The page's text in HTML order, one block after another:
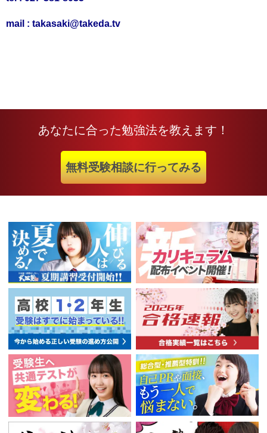
mail : takasaki@takeda.tv
あなたに合った勉強法を教えます！
無料受験相談に行ってみる